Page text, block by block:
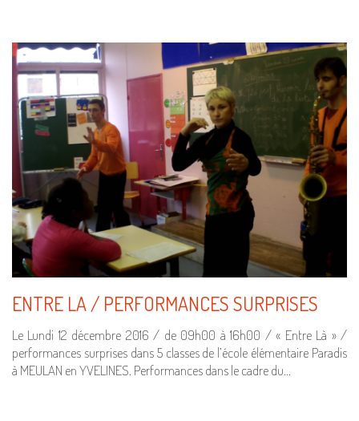
ENTRE LA / PERFORMANCES SURPRISES
Le Lundi 12 décembre 2016 / de 09h00 à 16h00 / « Entre Là » /
performances surprises dans 5 classes de l’école élémentaire Paradis
à MEULAN en YVELINES. Performances dans le cadre du…